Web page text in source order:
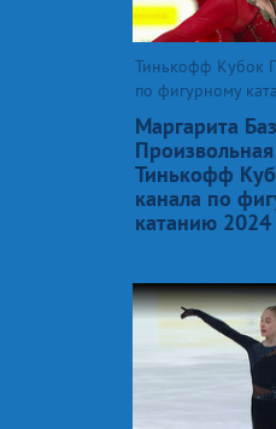
Тинькофф Кубок
по фигурному
Маргарита
Тинькофф
канала по
катанию 2024